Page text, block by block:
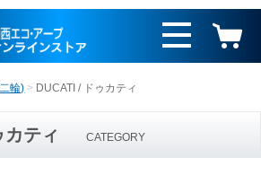
輪) DUCATI / ドゥカティ
ティ CATEGORY